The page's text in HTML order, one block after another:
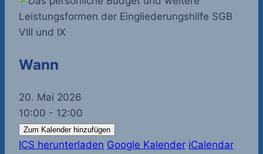
Wann
20. Mai 2026
10:00 - 12:00
Zum Kalender hinzufügen
ICS herunterladen Google Kalender iCalendar